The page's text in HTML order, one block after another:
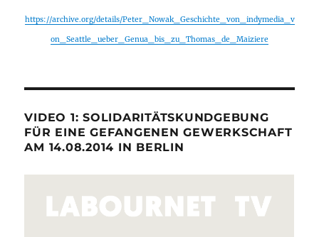
https://archive.org/details/Peter_Nowak_Geschichte_von_indymedia_v
on_Seattle_ueber_Genua_bis_zu_Thomas_de_Maiziere
VIDEO 1: SOLIDARITÄTSKUNDGEBUNG
FÜR EINE GEFANGENEN GEWERKSCHAFT
AM 14.08.2014 IN BERLIN